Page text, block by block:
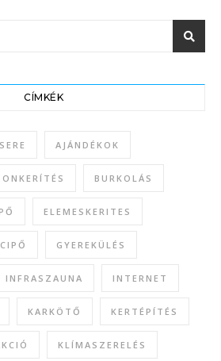
CÍMKÉK
AJÁNDÉKOK
BURKOLÁS
ELEMESKERITES
GYEREKÜLÉS
INFRASZAUNA INTERNET
KARKÖTŐ KERTÉPÍTÉS
KLÍMASZERELÉS